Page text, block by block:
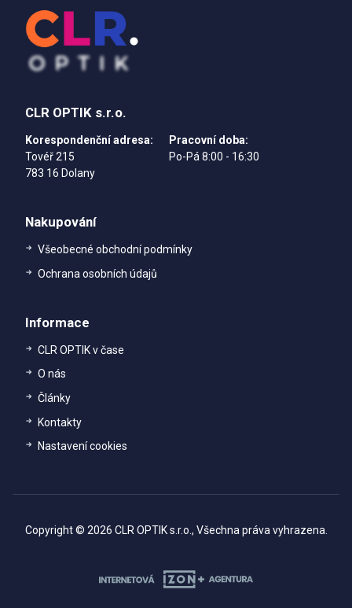
CLR OPTIK s.r.o.
Korespondenční adresa:
Tovéř 215
783 16 Dolany
Pracovní doba:
Po-Pá 8:00 - 16:30
Nakupování
Všeobecné obchodní podmínky
Ochrana osobních údajů
Informace
CLR OPTIK v čase
O nás
Články
Kontakty
Nastavení cookies
Copyright © 2026 CLR OPTIK s.r.o., Všechna práva vyhrazena.